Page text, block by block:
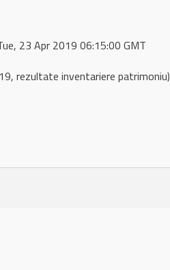
23 Apr 2019 06:15:00 GMT
rezultate inventariere patrimoniu)